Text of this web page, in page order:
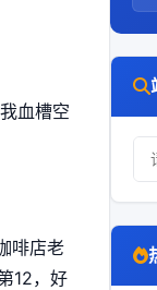
血槽空
啡店老
12，好